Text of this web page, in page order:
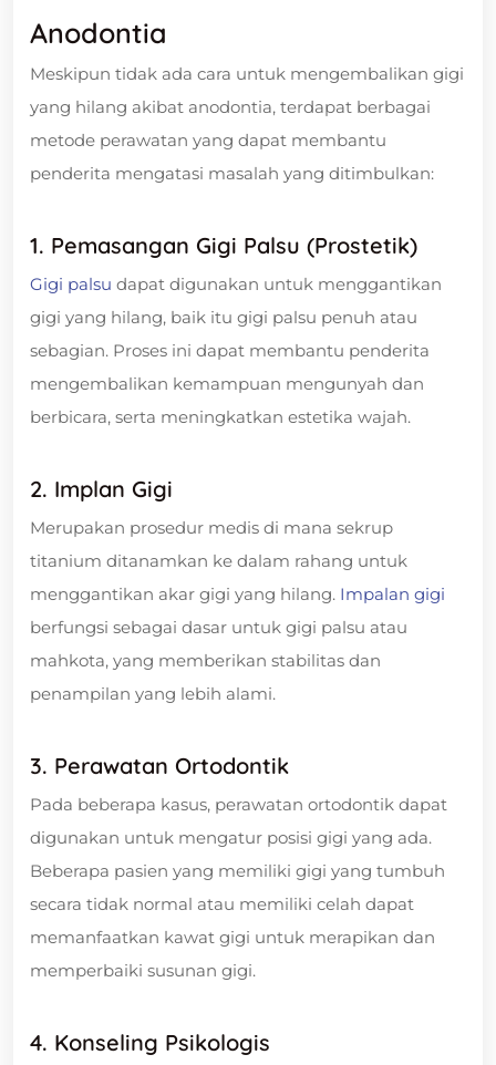
Anodontia
Meskipun tidak ada cara untuk mengembalikan gigi
yang hilang akibat anodontia, terdapat berbagai
metode perawatan yang dapat membantu
penderita mengatasi masalah yang ditimbulkan:
1. Pemasangan Gigi Palsu (Prostetik)
Gigi palsu dapat digunakan untuk menggantikan
gigi yang hilang, baik itu gigi palsu penuh atau
sebagian. Proses ini dapat membantu penderita
mengembalikan kemampuan mengunyah dan
berbicara, serta meningkatkan estetika wajah.
2. Implan Gigi
Merupakan prosedur medis di mana sekrup
titanium ditanamkan ke dalam rahang untuk
menggantikan akar gigi yang hilang. Impalan gigi
berfungsi sebagai dasar untuk gigi palsu atau
mahkota, yang memberikan stabilitas dan
penampilan yang lebih alami.
3. Perawatan Ortodontik
Pada beberapa kasus, perawatan ortodontik dapat
digunakan untuk mengatur posisi gigi yang ada.
Beberapa pasien yang memiliki gigi yang tumbuh
secara tidak normal atau memiliki celah dapat
memanfaatkan kawat gigi untuk merapikan dan
memperbaiki susunan gigi.
4. Konseling Psikologis